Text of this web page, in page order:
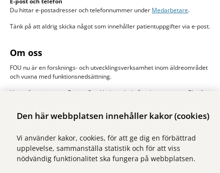
Den här webbplatsen innehåller kakor (cookies)
Vi använder kakor, cookies, för att ge dig en förbättrad
upplevelse, sammanställa statistik och för att viss
nödvändig funktionalitet ska fungera på webbplatsen.
Du hittar e-postadresser och telefonnummer under Medarbetare.
Tänk på att aldrig skicka något som innehåller patientuppgifter via e-post.
Om oss
FOU nu är en forsknings- och utvecklingsverksamhet inom äldreområdet
och vuxna med funktionsnedsättning.
Vi samfinansieras av Region Stockholm och de åtta kommunerna Ekerö,
Upplands Väsby. Huvudman är Stockholms läns sjukvårdsområde, SLSO.